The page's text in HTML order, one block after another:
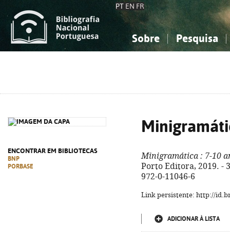
PT EN FR
Sobre Pesquisa
ENCONTRAR EM BIBLIOTECAS
BNP
PORBASE
Minigramática : 7-10
Porto Editora, 2019. -
972-0-11046-6
Link persistente: http://
ADICIONAR À LISTA